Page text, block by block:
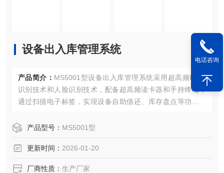
设备出入库管理系统
产品简介： MS5001型设备出入库管理系统采用超高频RFID
识别技术和人脸识别技术，配备超高频读卡器和手持终端，
通过扫描电子标签，实现设备自助借还、库存盘点等功能。
理，适用于单位及企业的设备出入库管理。
产品型号： MS5001型
更新时间： 2026-01-20
厂商性质： 生产厂家
电话咨询